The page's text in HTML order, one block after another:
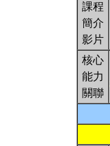
課程
簡介
影片
核心
能力
關聯